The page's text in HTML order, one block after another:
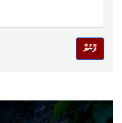
ފޮނުވާ